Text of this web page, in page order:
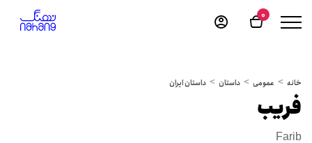
0
خانه عمومی داستان داستان ایران
فریب
Farib